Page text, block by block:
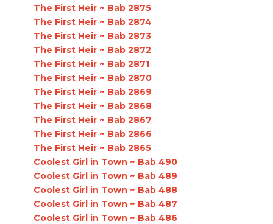
The First Heir ~ Bab 2875
The First Heir ~ Bab 2874
The First Heir ~ Bab 2873
The First Heir ~ Bab 2872
The First Heir ~ Bab 2871
The First Heir ~ Bab 2870
The First Heir ~ Bab 2869
The First Heir ~ Bab 2868
The First Heir ~ Bab 2867
The First Heir ~ Bab 2866
The First Heir ~ Bab 2865
Coolest Girl in Town ~ Bab 490
Coolest Girl in Town ~ Bab 489
Coolest Girl in Town ~ Bab 488
Coolest Girl in Town ~ Bab 487
Coolest Girl in Town ~ Bab 486